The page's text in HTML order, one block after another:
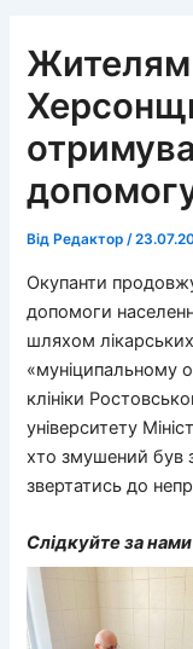
Жителям
Від Редактор/
Окупанти
допомоги
шляхом
«муніципальному
клініки
університету
хто змушений був
звертатись до
Слідкуйте за